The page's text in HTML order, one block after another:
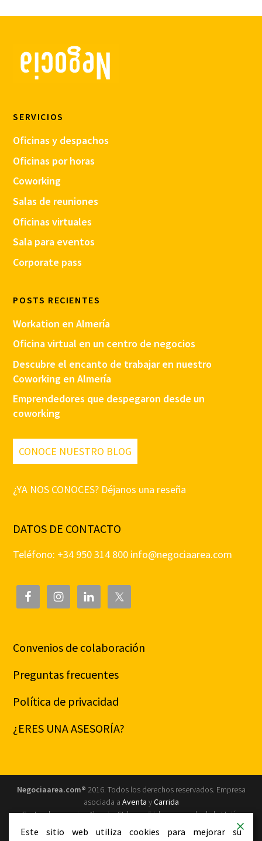
SERVICIOS
Oficinas y despachos
Oficinas por horas
Coworking
Salas de reuniones
Oficinas virtuales
Sala para eventos
Corporate pass
POSTS RECIENTES
Workation en Almería
Oficina virtual en un centro de negocios
Descubre el encanto de trabajar en nuestro
Coworking en Almería
Emprendedores que despegaron desde un
coworking
CONOCE NUESTRO BLOG
¿YA NOS CONOCES? Déjanos una reseña
DATOS DE CONTACTO
Teléfono: +34 950 314 800 info@negociaarea.com
Convenios de colaboración
Preguntas frecuentes
Política de privacidad
¿ERES UNA ASESORÍA?
Negociaarea.com® 2016. Todos los derechos reservados. Empresa
asociada a Aventa yCarrida
Centro de negocios Almeria, SL ha recibido una ayuda de la Unión
Europea con cargo al Programa Operativo FEDER de Andalucía 2014-
Este sitio web utiliza cookies para mejorar su